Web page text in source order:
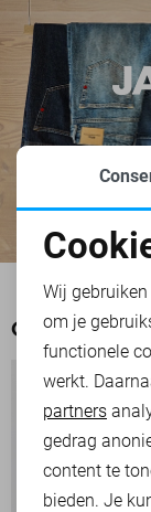
OOK HET
Wij
om je
functionele
werkt.
partners
gedrag
content te
bieden. Je